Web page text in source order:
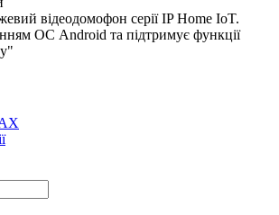
відеодомофон серії IP Home IoT.
ОС Android та підтримує функції